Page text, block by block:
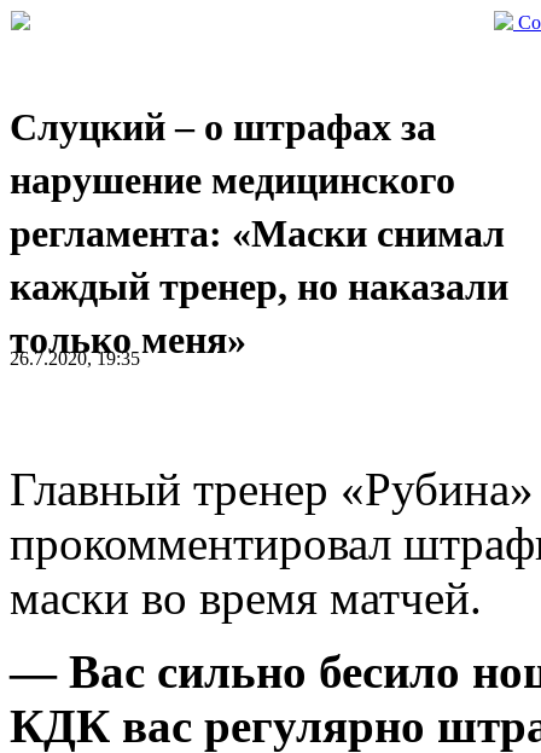
Слуцкий – о штрафах за
нарушение медицинского
регламента: «Маски снимал
каждый тренер, но наказали
только меня»
26.7.2020, 19:35
Главный тренер
прокомментировал
маски во время матчей.
— Вас сильно бесило
КДК вас регулярно